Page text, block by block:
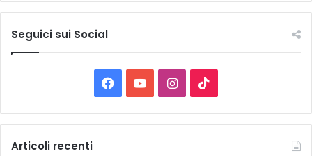
t
e
o
Seguici sui Social
a
o
I
n
i
Articoli recenti